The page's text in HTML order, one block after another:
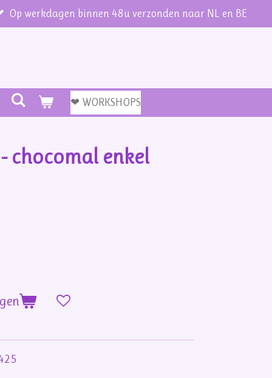
Op werkdagen binnen 48u verzonden naar NL en BE
❤ WORKSHOPS
chocomal enkel